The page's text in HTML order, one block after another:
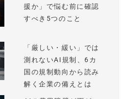
援か」で悩む前に確認
すべき5つのこと
「厳しい・緩い」では
測れないAI規制、6カ
国の規制動向から読み
解く企業の備えとは